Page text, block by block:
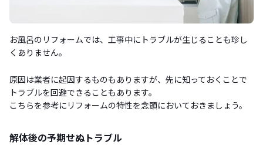
お風呂のリフォームでは、工事中にトラブルが生じることも珍し
くありません。
原因は業者に起因するものもありますが、先に知っておくことで
トラブルを回避できることもあります。
こちらを参考にリフォームの特性を念頭においておきましょう。
解体後の予期せぬトラブル